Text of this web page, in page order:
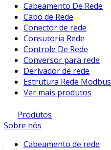
Cabeamento De Rede
Cabo de Rede
Conector de rede
Consutoria Rede
Controle De Rede
Conversor para rede
Derivador de rede
Estrutura Rede Modbus
Ver mais produtos
Produtos
Sobre nós
Cabeamento de rede